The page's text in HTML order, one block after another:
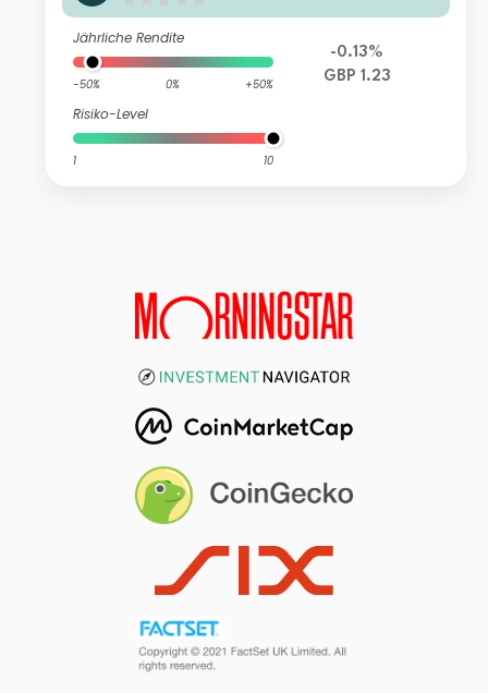
Jährliche Rendite
-50% 0% +50%
Risiko-Level
1 10
-0.13%
GBP 1.23